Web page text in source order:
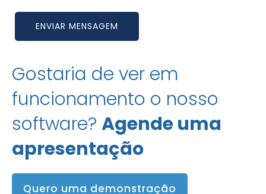
Gostaria de ver em
funcionamento o nosso
software? Agende uma
apresentação
Quero uma demonstração